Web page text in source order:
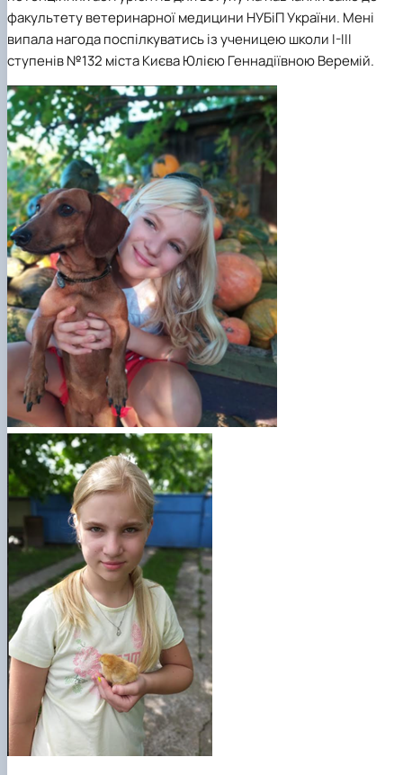
факультету ветеринарної медицини НУБіП України. Мені
випала нагода поспілкуватись із ученицею школи I-III
ступенів №132 міста Києва Юлією Геннадіївною Веремій.